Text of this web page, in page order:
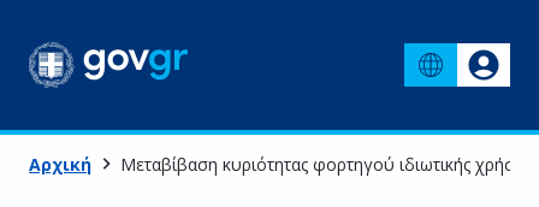
Αρχική Μεταβίβαση κυριότητας φορτηγού ιδιωτικής